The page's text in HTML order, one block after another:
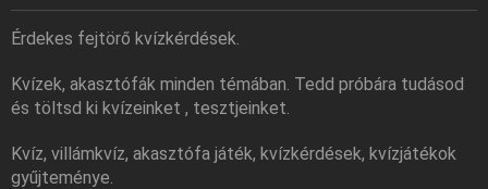
Érdekes fejtörő kvízkérdések.
Kvízek, akasztófák minden témában. Tedd próbára tudásod
és töltsd ki kvízeinket , tesztjeinket.
Kvíz, villámkvíz, akasztófa játék, kvízkérdések, kvízjátékok
gyűjteménye.